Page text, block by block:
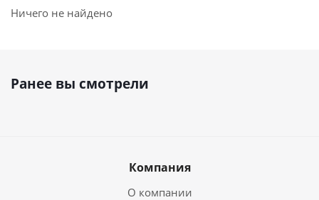
Ничего не найдено
Ранее вы смотрели
Компания
О компании